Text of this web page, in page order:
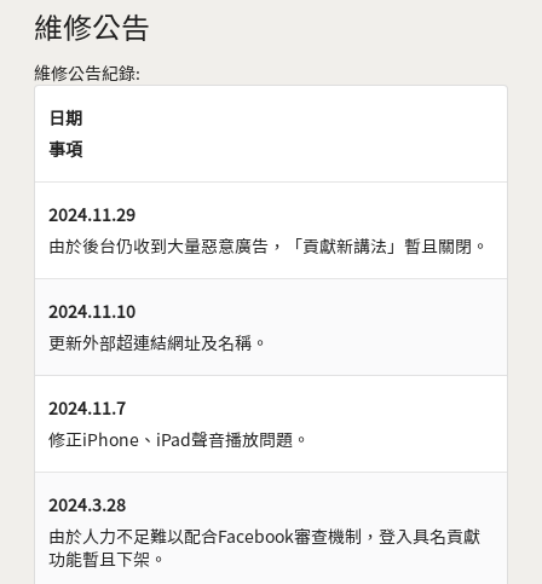
維修公告
維修公告紀錄:
日期
事項
2024.11.29
由於後台仍收到大量惡意廣告，「貢獻新講法」暫且關閉。
2024.11.10
更新外部超連結網址及名稱。
2024.11.7
修正iPhone、iPad聲音播放問題。
2024.3.28
由於人力不足難以配合Facebook審查機制，登入具名貢獻
功能暫且下架。